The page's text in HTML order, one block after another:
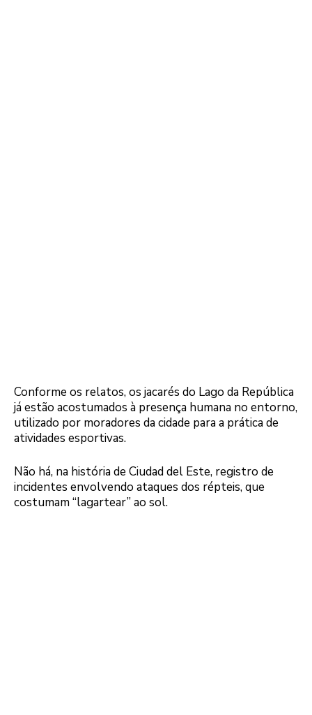
Conforme os relatos, os jacarés do Lago da República
já estão acostumados à presença humana no entorno,
utilizado por moradores da cidade para a prática de
atividades esportivas.
Não há, na história de Ciudad del Este, registro de
incidentes envolvendo ataques dos répteis, que
costumam “lagartear” ao sol.